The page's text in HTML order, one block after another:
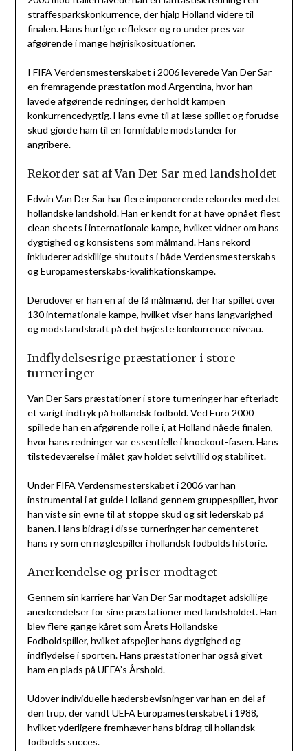
straffesparkskonkurrence, der hjalp Holland videre til
finalen. Hans hurtige reflekser og ro under pres var
afgørende i mange højrisikosituationer.
I FIFA Verdensmesterskabet i 2006 leverede Van Der Sar
en fremragende præstation mod Argentina, hvor han
lavede afgørende redninger, der holdt kampen
konkurrencedygtig. Hans evne til at læse spillet og forudse
skud gjorde ham til en formidable modstander for
angribere.
Rekorder sat af Van Der Sar med landsholdet
Edwin Van Der Sar har flere imponerende rekorder med det
hollandske landshold. Han er kendt for at have opnået flest
clean sheets i internationale kampe, hvilket vidner om hans
dygtighed og konsistens som målmand. Hans rekord
inkluderer adskillige shutouts i både Verdensmesterskabs-
og Europamesterskabs-kvalifikationskampe.
Derudover er han en af de få målmænd, der har spillet over
130 internationale kampe, hvilket viser hans langvarighed
og modstandskraft på det højeste konkurrence niveau.
Indflydelsesrige præstationer i store
turneringer
Van Der Sars præstationer i store turneringer har efterladt
et varigt indtryk på hollandsk fodbold. Ved Euro 2000
spillede han en afgørende rolle i, at Holland nåede finalen,
hvor hans redninger var essentielle i knockout-fasen. Hans
tilstedeværelse i målet gav holdet selvtillid og stabilitet.
Under FIFA Verdensmesterskabet i 2006 var han
instrumental i at guide Holland gennem gruppespillet, hvor
han viste sin evne til at stoppe skud og sit lederskab på
banen. Hans bidrag i disse turneringer har cementeret
hans ry som en nøglespiller i hollandsk fodbolds historie.
Anerkendelse og priser modtaget
Gennem sin karriere har Van Der Sar modtaget adskillige
anerkendelser for sine præstationer med landsholdet. Han
blev flere gange kåret som Årets Hollandske
Fodboldspiller, hvilket afspejler hans dygtighed og
indflydelse i sporten. Hans præstationer har også givet
ham en plads på UEFA’s Årshold.
Udover individuelle hædersbevisninger var han en del af
den trup, der vandt UEFA Europamesterskabet i 1988,
hvilket yderligere fremhæver hans bidrag til hollandsk
fodbolds succes.